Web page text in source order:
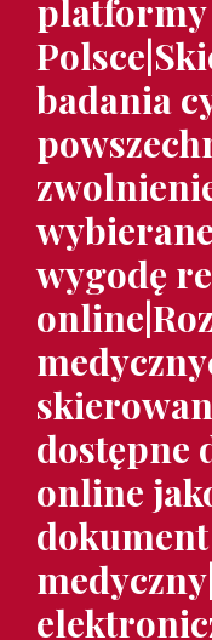
platformy
badania
wygodę
dostępne
online
dokument